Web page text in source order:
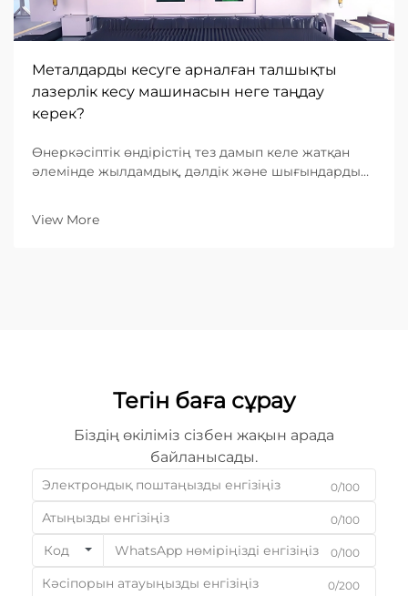
Металдарды кесуге арналған талшықты
лазерлік кесу машинасын неге таңдау
керек?
Өнеркәсіптік өндірістің тез дамып келе жатқан
әлемінде жылдамдық, дәлдік және шығындардың
бағытталған B2B кәсіпорындар үшін дұрыс
View More
Тегін баға сұрау
Біздің өкіліміз сізбен жақын арада
байланысады.
0/100
0/100
Код 0/100
0/200